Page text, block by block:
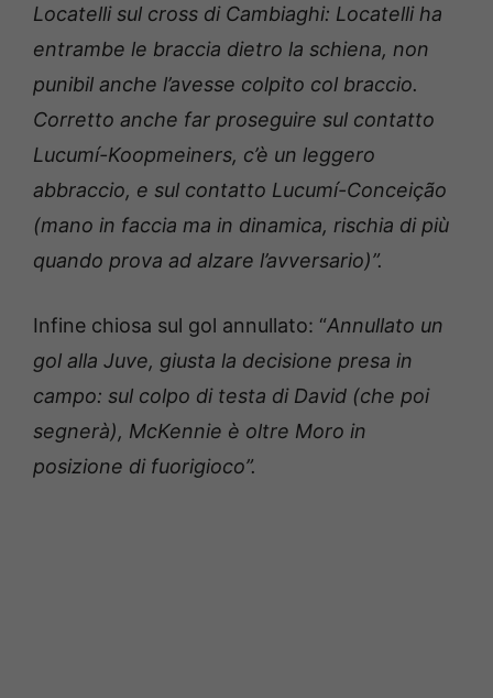
Locatelli sul cross di Cambiaghi: Locatelli ha
entrambe le braccia dietro la schiena, non
punibil anche l’avesse colpito col braccio.
Corretto anche far proseguire sul contatto
Lucumí-Koopmeiners, c’è un leggero
abbraccio, e sul contatto Lucumí-Conceição
(mano in faccia ma in dinamica, rischia di più
quando prova ad alzare l’avversario)”.
Infine chiosa sul gol annullato: “Annullato un
gol alla Juve, giusta la decisione presa in
campo: sul colpo di testa di David (che poi
segnerà), McKennie è oltre Moro in
posizione di fuorigioco”.